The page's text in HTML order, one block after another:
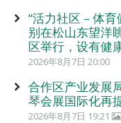
“活力社区 – 体
别在松山东望洋
区举行，设有健
2026年8月7日 20:00
合作区产业发展
琴会展国际化再
2026年8月7日 19:21